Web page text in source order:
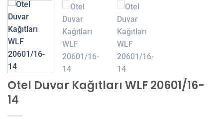
Otel Duvar Kağıtları WLF 20601/16-
14